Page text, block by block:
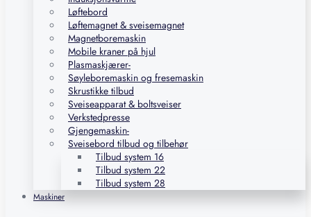
Løftebord
Løftemagnet & sveisemagnet
Magnetboremaskin
Mobile kraner på hjul
Plasmaskjærer-
Søyleboremaskin og fresemaskin
Skrustikke tilbud
Sveiseapparat & boltsveiser
Verkstedpresse
Gjengemaskin-
Sveisebord tilbud og tilbehør
Tilbud system 16
Tilbud system 22
Tilbud system 28
Maskiner